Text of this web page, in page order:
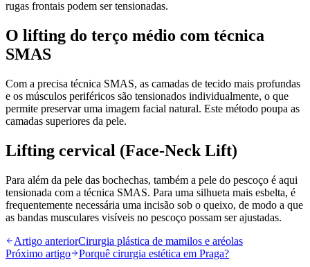
rugas frontais podem ser tensionadas.
O lifting do terço médio com técnica
SMAS
Com a precisa técnica SMAS, as camadas de tecido mais profundas
e os músculos periféricos são tensionados individualmente, o que
permite preservar uma imagem facial natural. Este método poupa as
camadas superiores da pele.
Lifting cervical (Face-Neck Lift)
Para além da pele das bochechas, também a pele do pescoço é aqui
tensionada com a técnica SMAS. Para uma silhueta mais esbelta, é
frequentemente necessária uma incisão sob o queixo, de modo a que
as bandas musculares visíveis no pescoço possam ser ajustadas.
Artigo anteriorCirurgia plástica de mamilos e aréolas
Próximo artigo
Porquê cirurgia estética em Praga?